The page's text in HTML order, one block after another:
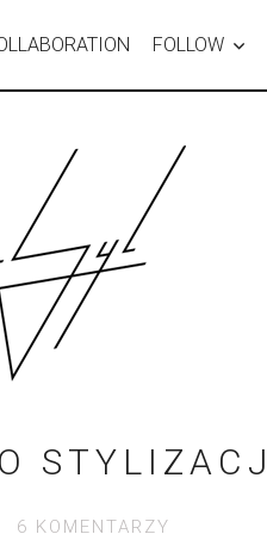
FOLLOW
6 KOMENTARZY